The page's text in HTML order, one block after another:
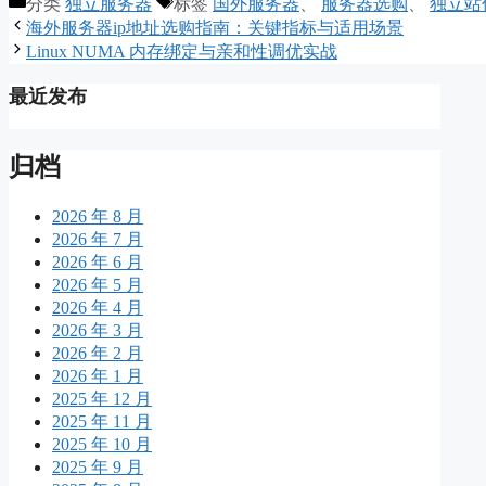
海外服务器ip地址选购指南：关键指标与适用场景
Linux NUMA 内存绑定与亲和性调优实战
最近发布
归档
2026 年 8 月
2026 年 7 月
2026 年 6 月
2026 年 5 月
2026 年 4 月
2026 年 3 月
2026 年 2 月
2026 年 1 月
2025 年 12 月
2025 年 11 月
2025 年 10 月
2025 年 9 月